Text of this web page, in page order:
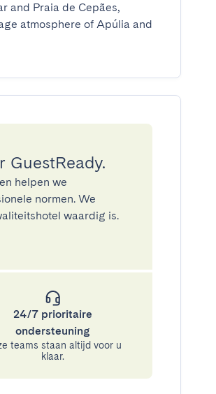
and Praia de Cepães,
atmosphere of Apúlia and
helpen we
normen. We
waardig is.
24/7 prioritaire
ondersteuning
teams staan altijd voor u
klaar.